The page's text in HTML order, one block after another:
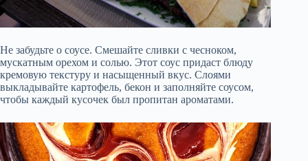
Не забудьте о соусе. Смешайте сливки с чесноком,
мускатным орехом и солью. Этот соус придаст блюду
кремовую текстуру и насыщенный вкус. Слоями
выкладывайте картофель, бекон и заполняйте соусом,
чтобы каждый кусочек был пропитан ароматами.